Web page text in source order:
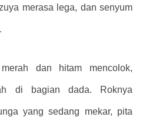
merasa lega, dan senyum
dan hitam mencolok,
di bagian dada. Roknya
yang sedang mekar, pita